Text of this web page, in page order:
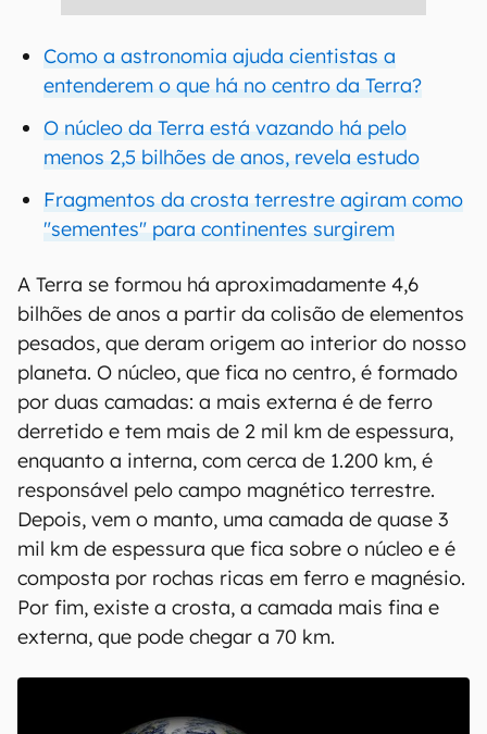
Como a astronomia ajuda cientistas a
entenderem o que há no centro da Terra?
O núcleo da Terra está vazando há pelo
menos 2,5 bilhões de anos, revela estudo
Fragmentos da crosta terrestre agiram como
"sementes" para continentes surgirem
A Terra se formou há aproximadamente 4,6
bilhões de anos a partir da colisão de elementos
pesados, que deram origem ao interior do nosso
planeta. O núcleo, que fica no centro, é formado
por duas camadas: a mais externa é de ferro
derretido e tem mais de 2 mil km de espessura,
enquanto a interna, com cerca de 1.200 km, é
responsável pelo campo magnético terrestre.
Depois, vem o manto, uma camada de quase 3
mil km de espessura que fica sobre o núcleo e é
composta por rochas ricas em ferro e magnésio.
Por fim, existe a crosta, a camada mais fina e
externa, que pode chegar a 70 km.